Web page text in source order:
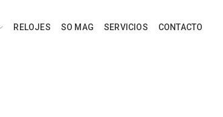
RELOJES SO MAG SERVICIOS CONTACTO